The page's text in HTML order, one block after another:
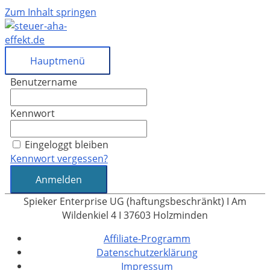
Zum Inhalt springen
Hauptmenü
Benutzername
Kennwort
Eingeloggt bleiben
Kennwort vergessen?
Spieker Enterprise UG (haftungsbeschränkt) I Am
Wildenkiel 4 I 37603 Holzminden
Affiliate-Programm
Datenschutzerklärung
Impressum